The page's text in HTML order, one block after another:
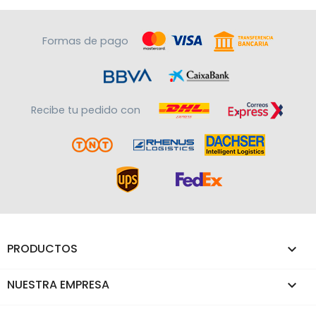
Formas de pago
Recibe tu pedido con
PRODUCTOS 
NUESTRA EMPRESA 